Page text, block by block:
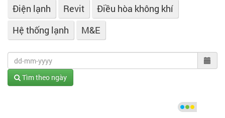
Điện lạnh
Revit
Điều hòa không khí
Hệ thống lạnh
M&E
Tìm theo ngày